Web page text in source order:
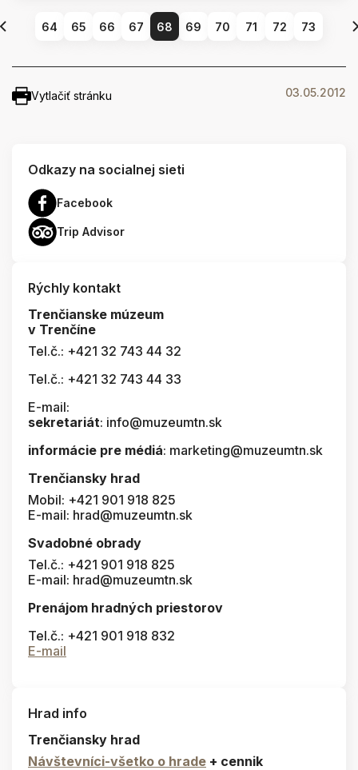
64 65 66 67 68 69 70 71 72 73
Vytlačiť stránku 03.05.2012
Odkazy na socialnej sieti
Facebook
Trip Advisor
Rýchly kontakt
Trenčianske múzeum
v Trenčíne
Tel.č.: +421 32 743 44 32
Tel.č.: +421 32 743 44 33
E-mail:
sekretariát: info@muzeumtn.sk
informácie pre médiá: marketing@muzeumtn.sk
Trenčiansky hrad
Mobil: +421 901 918 825
E-mail: hrad@muzeumtn.sk
Svadobné obrady
Tel.č.: +421 901 918 825
E-mail: hrad@muzeumtn.sk
Prenájom hradných priestorov
Tel.č.: +421 901 918 832
E-mail
Hrad info
Trenčiansky hrad
Návštevníci-všetko o hrade + cennik